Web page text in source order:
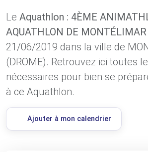
Le Aquathlon : 4ÈME
AQUATHLON DE MONTÉLIMAR
21/06/2019 dans la ville de
(DROME). Retrouvez ici toutes
nécessaires pour bien se
à ce Aquathlon.
Ajouter à mon calendrier